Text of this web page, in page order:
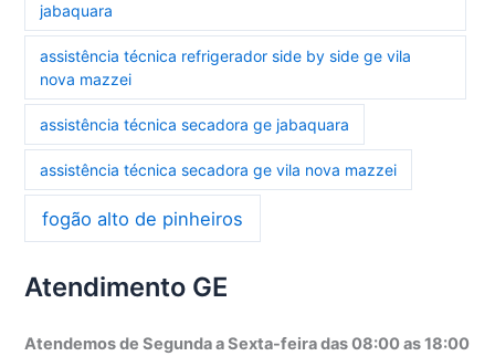
jabaquara
assistência técnica refrigerador side by side ge vila
nova mazzei
assistência técnica secadora ge jabaquara
assistência técnica secadora ge vila nova mazzei
fogão alto de pinheiros
Atendimento GE
Atendemos de Segunda a Sexta-feira das 08:00 as 18:00